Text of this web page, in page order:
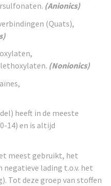
(Anionics)
(Quats),
(Nonionics)
heeft in de meeste
14) en is altijd
meest gebruikt, het
negatieve lading t.o.v. het
Tot deze groep van stoffen